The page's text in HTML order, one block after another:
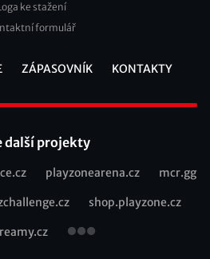
ke stažení
formulář
ZÁPASOVNÍK KONTAKTY
další projekty
playzonearena.cz mcr.gg
shop.playzone.cz